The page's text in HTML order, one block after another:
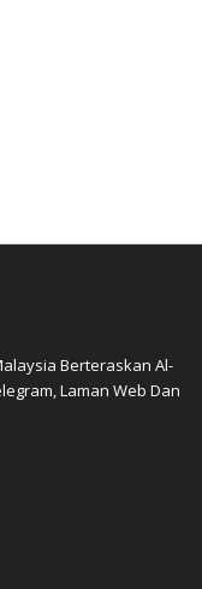
Berteraskan Al-
Laman Web Dan